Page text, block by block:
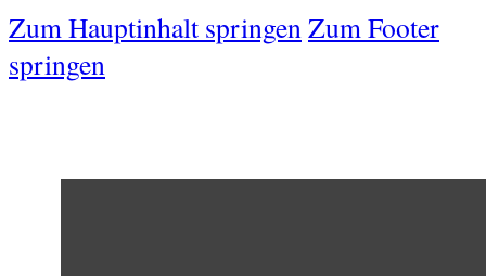
Zum Hauptinhalt springenZum Footer
springen